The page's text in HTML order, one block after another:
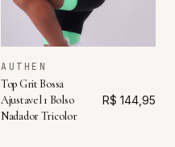
AUTHEN
Top Grit Bossa
Ajustavel 1 Bolso
Nadador Tricolor
R$ 144,95